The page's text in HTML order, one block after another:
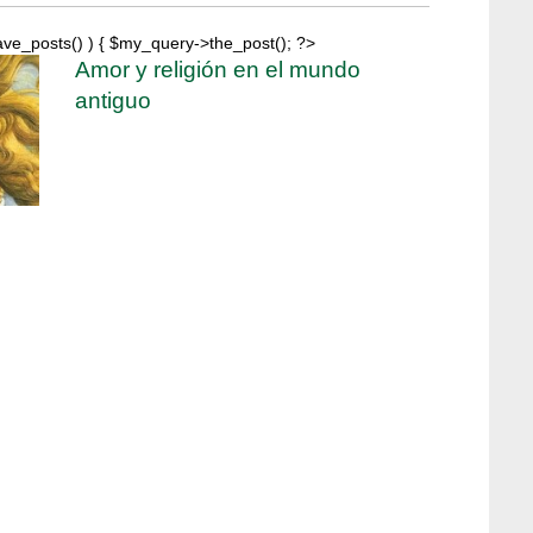
) { $my_query->the_post(); ?>
Amor y religión en el mundo
antiguo